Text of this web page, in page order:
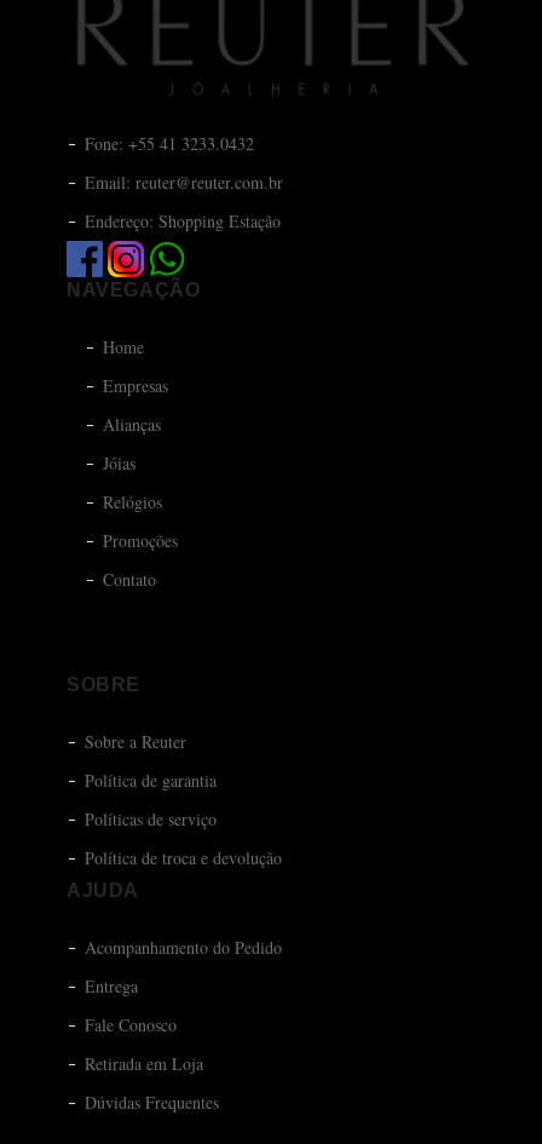
Fone: +55 41 3233.0432
Email: reuter@reuter.com.br
Endereço: Shopping Estação
NAVEGAÇÃO
Home
Empresas
Alianças
Jóias
Relógios
Promoções
Contato
SOBRE
Sobre a Reuter
Política de garantia
Políticas de serviço
Política de troca e devolução
AJUDA
Acompanhamento do Pedido
Entrega
Fale Conosco
Retirada em Loja
Dúvidas Frequentes